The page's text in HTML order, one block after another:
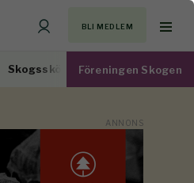
BLI MEDLEM
Skogsskötsel Virkesmarknad
Föreningen Skogen